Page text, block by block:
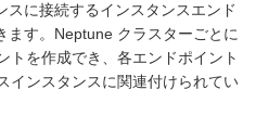
スに接続するインスタンスエンド
ます。Neptune クラスターごとに
トを作成でき、各エンドポイント
インスタンスに関連付けられてい